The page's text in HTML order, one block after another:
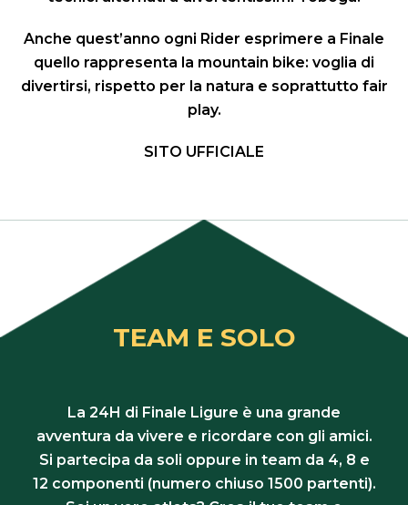
Anche quest’anno ogni Rider esprimere a Finale
quello rappresenta la mountain bike: voglia di
divertirsi, rispetto per la natura e soprattutto fair
play.
SITO UFFICIALE
TEAM E SOLO
La 24H di Finale Ligure è una grande
avventura da vivere e ricordare con gli amici.
Si partecipa da soli oppure in team da 4, 8 e
12 componenti (numero chiuso 1500 partenti).